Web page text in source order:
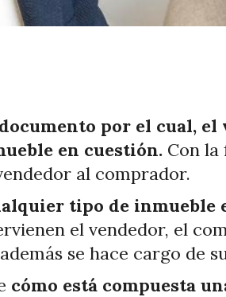
por el cual,
en cuestión. Con
al comprador.
tipo de inmueble
el vendedor, el
se hace cargo de
cómo está compuesta